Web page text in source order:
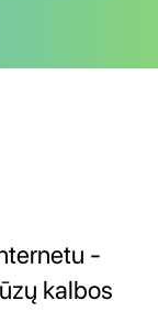
-
kalbos